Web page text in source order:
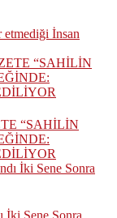
etmediği İnsan
“SAHİLİN
İki Sene Sonra